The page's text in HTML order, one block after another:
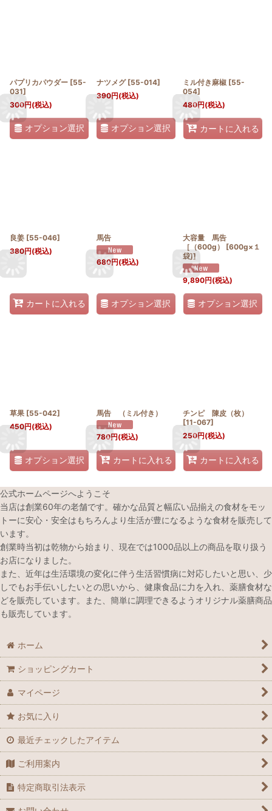
パプリカパウダー [55-
031]
300円(税込)
オプション選択
ナツメグ [55-014]
390円(税込)
オプション選択
ミル付き麻椒 [55-
054]
480円(税込)
カートに入れる
良姜 [55-046]
380円(税込)
カートに入れる
馬告
680円(税込)
オプション選択
大容量 馬告
［（600g） [600g×１
袋]]
9,890円(税込)
オプション選択
草果 [55-042]
450円(税込)
オプション選択
馬告 （ミル付き）
780円(税込)
カートに入れる
チンピ 陳皮（枚）
[11-067]
250円(税込)
カートに入れる
公式ホームページへようこそ
当店は創業60年の老舗です。確かな品質と幅広い品揃えの食材をモッ
トーに安心・安全はもちろんより生活が豊になるような食材を販売して
います。
創業時当初は乾物から始まり、現在では1000品以上の商品を取り扱う
お店になりました。
また、近年は生活環境の変化に伴う生活習慣病に対応したいと思い、少
しでもお手伝いしたいとの思いから、健康食品に力を入れ、薬膳食材な
どを販売しています。また、簡単に調理できるようオリジナル薬膳商品
も販売しています。
ホーム
ショッピングカート
マイページ
お気に入り
最近チェックしたアイテム
ご利用案内
特定商取引法表示